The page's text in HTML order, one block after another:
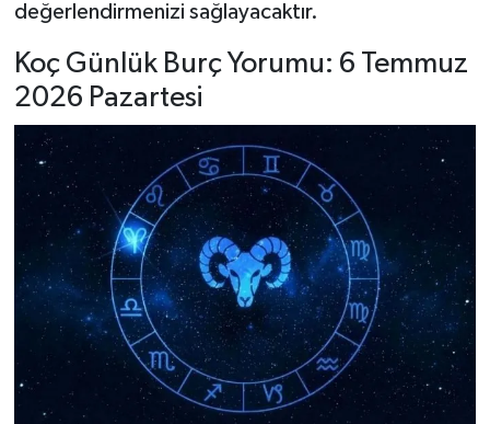
değerlendirmenizi sağlayacaktır.
Koç Günlük Burç Yorumu: 6 Temmuz
2026 Pazartesi